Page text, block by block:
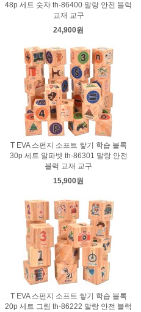
48p 세트 숫자 th-86400 말랑 안전 블럭
교재 교구
24,900원
T EVA 스펀지 소프트 쌓기 학습 블록
30p 세트 알파벳 th-86301 말랑 안전
블럭 교재 교구
15,900원
T EVA 스펀지 소프트 쌓기 학습 블록
20p 세트 그림 th-86222 말랑 안전 블럭